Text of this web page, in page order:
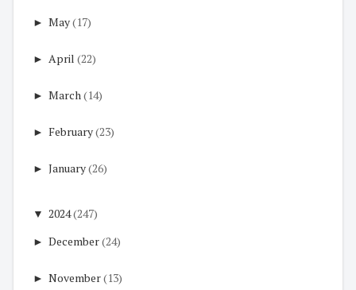
► May(17)
► April (22)
► March(14)
► February(23)
► January(26)
▼ 2024(247)
► December(24)
► November(13)